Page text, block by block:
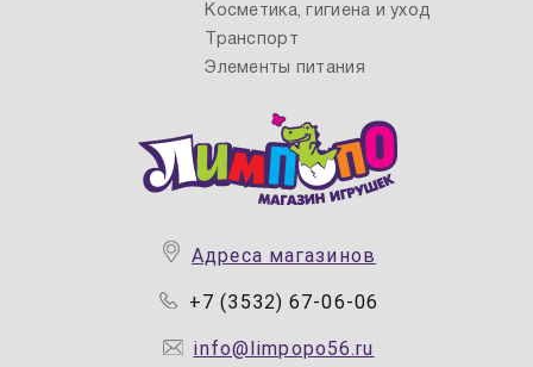
Адреса магазинов
+7 (3532) 67-06-06
info@limpopo56.ru
Косметика, гигиена и уход
Транспорт
Элементы питания